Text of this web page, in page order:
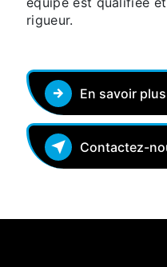
rigueur.
En savoir plus
Contactez-